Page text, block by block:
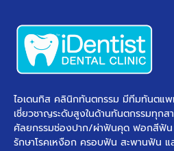
ไอเดนทิส คลินิกทันตกรรม มีทีมทันตแ
เชี่ยวชาญระดับสูงในด้านทันตกรรมทุกส
ศัลยกรรมช่องปาก/ผ่าฟันคุด ฟอกสีฟัน
รักษาโรคเหงือก ครอบฟัน สะพานฟัน แ